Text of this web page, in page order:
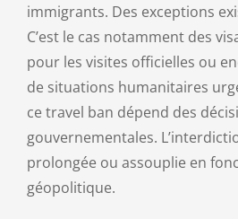
immigrants. Des exceptions
C’est le cas notamment des
pour les visites officielles ou
de situations humanitaires
ce travel ban dépend des
gouvernementales.
prolongée ou assouplie en
géopolitique.